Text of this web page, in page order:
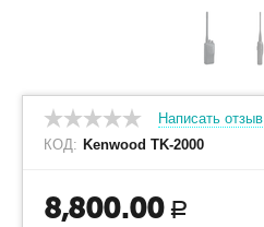
Написать отзыв
КОД: Kenwood TK-2000
8,800.00 Р